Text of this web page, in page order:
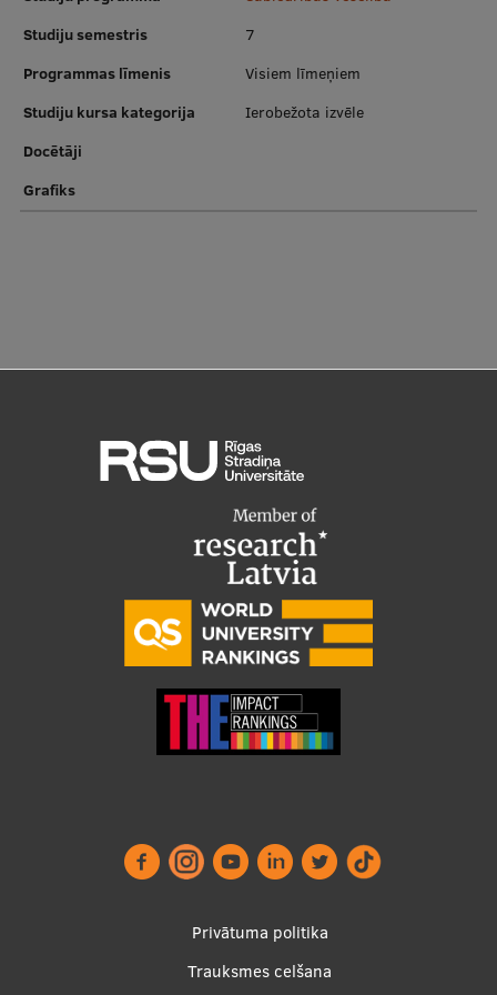
Pētniecības datu pārvaldība
Doktorantūras skola
Inovāciju centrs
Starptautiskā sadarbība
Mobilitātes programmas
Starptautiskie projekti
Starptautiskie sadarbības partneri
EURAXESS RSU kontaktpunkts
Studiju semestris
7
Programmas līmenis
Visiem līmeņiem
Studiju kursa kategorija
Ierobežota izvēle
Docētāji
Grafiks
Privātuma politika
Trauksmes celšana